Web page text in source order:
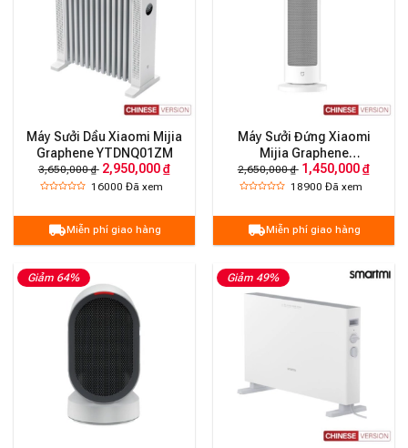
Máy Sưởi Dầu Xiaomi Mijia
Graphene YTDNQ01ZM
3,650,000 ₫ 2,950,000 ₫
16000Đã xem
Miễn phí giao hàng
Máy Sưởi Đứng Xiaomi
Mijia Graphene
LSNFJ04ZM
2,650,000 ₫ 1,450,000 ₫
18900Đã xem
Miễn phí giao hàng
Giảm 64% Giảm 49%